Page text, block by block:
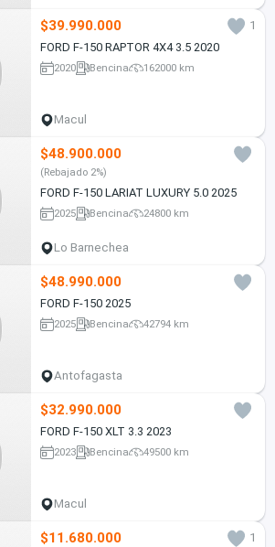
$39.990.000
1
FORD F-150 RAPTOR 4X4 3.5 2020
2020 Bencina 162000 km
Macul
$48.900.000
(Rebajado 2%)
FORD F-150 LARIAT LUXURY 5.0 2025
2025 Bencina 24800 km
Lo Barnechea
$48.990.000
FORD F-150 2025
2025 Bencina 42794 km
Antofagasta
$32.990.000
FORD F-150 XLT 3.3 2023
2023 Bencina 49500 km
Macul
$11.680.000
1